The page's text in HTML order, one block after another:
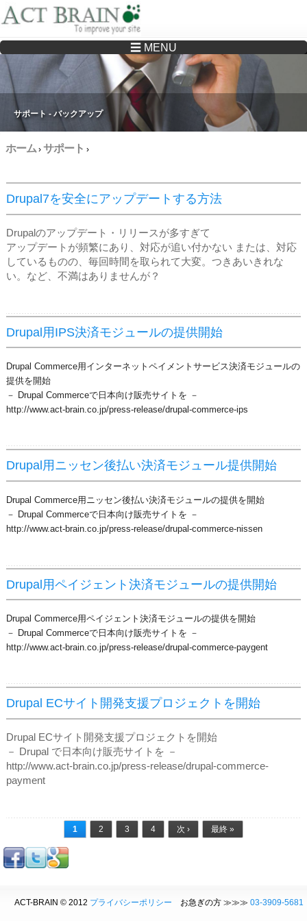
Drupalサイトの制作・保守をどこに頼んでいいか分からない方へ…まずはご相談く
ださい
☰ MENU
サポート - バックアップ
ホーム› サポート ›
Drupal7を安全にアップデートする方法
Drupalのアップデート・リリースが多すぎて
アップデートが頻繁にあり、対応が追い付かない または、対応
しているものの、毎回時間を取られて大変。つきあいきれな
い。など、不満はありませんが？
Drupal用IPS決済モジュールの提供開始
Drupal Commerce用インターネットペイメントサービス決済モジュールの
提供を開始
－ Drupal Commerceで日本向け販売サイトを －
http://www.act-brain.co.jp/press-release/drupal-commerce-ips
Drupal用ニッセン後払い決済モジュール提供開始
Drupal Commerce用ニッセン後払い決済モジュールの提供を開始
－ Drupal Commerceで日本向け販売サイトを －
http://www.act-brain.co.jp/press-release/drupal-commerce-nissen
Drupal用ペイジェント決済モジュールの提供開始
Drupal Commerce用ペイジェント決済モジュールの提供を開始
－ Drupal Commerceで日本向け販売サイトを －
http://www.act-brain.co.jp/press-release/drupal-commerce-paygent
Drupal ECサイト開発支援プロジェクトを開始
Drupal ECサイト開発支援プロジェクトを開始
－ Drupal で日本向け販売サイトを －
http://www.act-brain.co.jp/press-release/drupal-commerce-
payment
1 2 3 4 次 › 最終 »
ACT-BRAIN © 2012 プライバシーポリシー お急ぎの方 ≫≫≫ 03-3909-5681